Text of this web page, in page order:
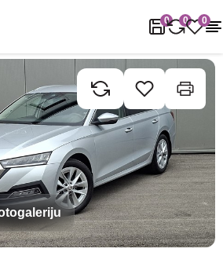
0 0 0
Škoda Octavia